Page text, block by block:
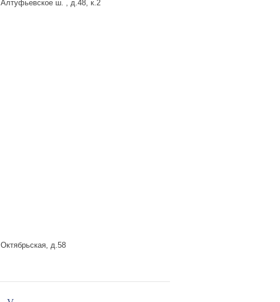
Алтуфьевское ш. , д.48, к.2
Октябрьская, д.58